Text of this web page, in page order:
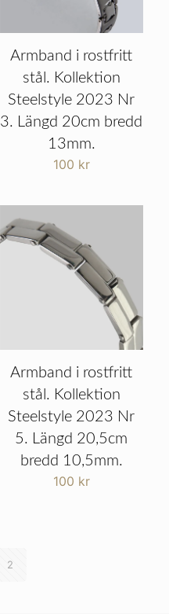
Armband i rostfritt
stål. Kollektion
Steelstyle 2023 Nr
3. Längd 20cm bredd
13mm.
100 kr
Armband i rostfritt
stål. Kollektion
Steelstyle 2023 Nr
5. Längd 20,5cm
bredd 10,5mm.
100 kr
2